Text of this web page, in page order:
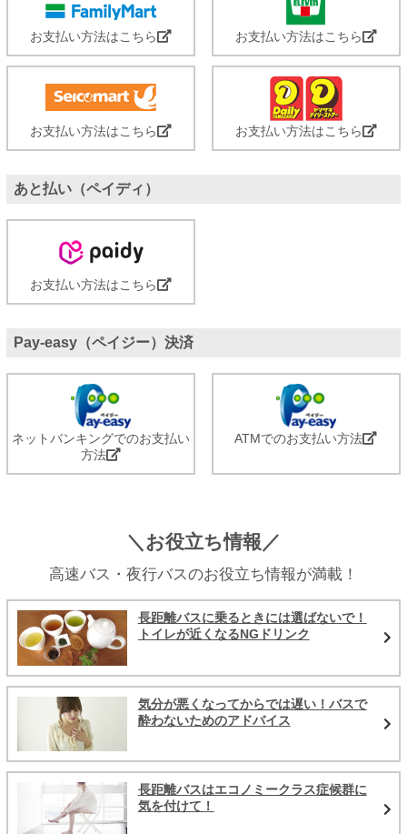
お支払い方法はこちら お支払い方法はこちら
お支払い方法はこちら お支払い方法はこちら
あと払い（ペイディ）
お支払い方法はこちら
Pay-easy（ペイジー）決済
ネットバンキングでのお支払い
方法
ATMでのお支払い方法
＼お役立ち情報／
高速バス・夜行バスのお役立ち情報が満載！
長距離バスに乗るときには選ばないで！
トイレが近くなるNGドリンク
気分が悪くなってからでは遅い！バスで
酔わないためのアドバイス
長距離バスはエコノミークラス症候群に
気を付けて！